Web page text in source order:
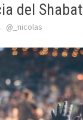
del Shabat
@_nicolas